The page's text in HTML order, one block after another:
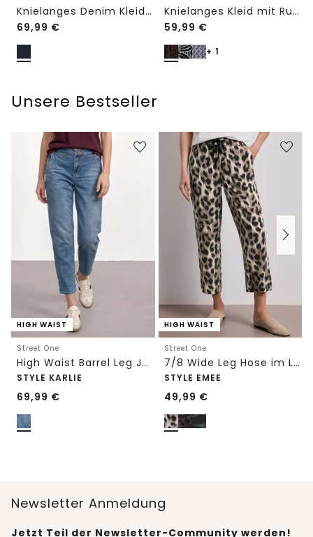
Knielanges Denim Kleid mit 3/4-Arm
69,99 €
Knielanges Kleid mit Rundhalsausschnitt
59,99 €
+ 1
Unsere Bestseller
HIGH WAIST
Street One
High Waist Barrel Leg Jeans im Loose Fit
STYLE KARLIE
69,99 €
HIGH WAIST
Street One
7/8 Wide Leg Hose im Loose Fit mit Print
STYLE EMEE
49,99 €
Newsletter Anmeldung
Jetzt Teil der Newsletter-Community werden!